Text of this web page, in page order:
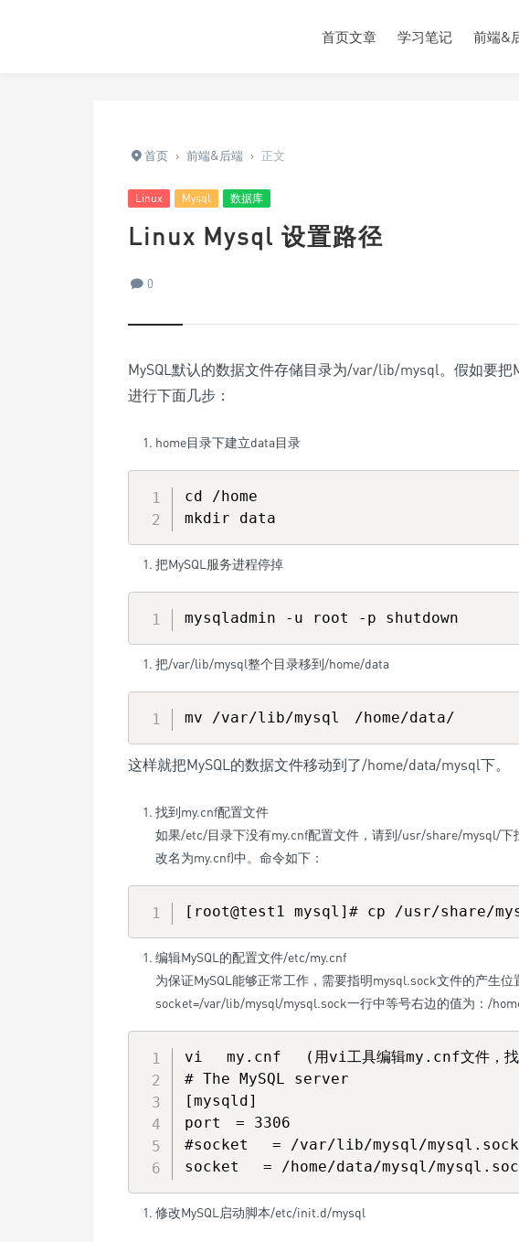
首页文章 学习笔记 前端&
首页 › 前端&后端 › 正文
Linux Mysql 数据库
Linux Mysql 设置路径
0
MySQL默认的数据文件存储目录为/var/lib/mysql。假如要把
进行下面几步：
home目录下建立data目录
cd /home
把MySQL服务进程停掉
把/var/lib/mysql整个目录移到/home/data
这样就把MySQL的数据文件移动到了/home/data/mysql下。
找到my.cnf配置文件
如果/etc/目录下没有my.cnf配置文件，请到/usr/share/mysql/
改名为my.cnf)中。命令如下：
编辑MySQL的配置文件/etc/my.cnf
为保证MySQL能够正常工作，需要指明mysql.sock文件的产生位
socket=/var/lib/mysql/mysql.sock一行中等号右边的值为：/
vi　 my.cnf　 (用vi工具编辑my.cnf文件，找
# The MySQL server
[mysqld]
port　= 3306
#socket　 = /var/lib/mysql/mysql.sock(原
修改MySQL启动脚本/etc/init.d/mysql